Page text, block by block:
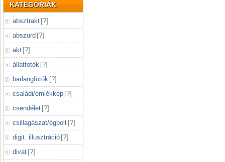
KATEGÓRIÁK
absztrakt [?]
abszurd [?]
akt [?]
állatfotók [?]
barlangfotók [?]
családi/emlékkép [?]
csendélet [?]
csillagászat/égbolt [?]
digit. illusztráció [?]
divat [?]